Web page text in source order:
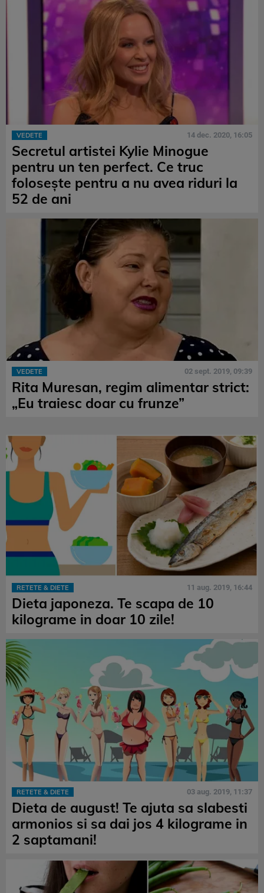
VEDETE 14 dec. 2020, 16:05
Secretul artistei Kylie Minogue
pentru un ten perfect. Ce truc
folosește pentru a nu avea riduri la
52 de ani
VEDETE 02 sept. 2019, 09:39
Rita Muresan, regim alimentar strict:
„Eu traiesc doar cu frunze”
RETETE & DIETE 11 aug. 2019, 16:44
Dieta japoneza. Te scapa de 10
kilograme in doar 10 zile!
RETETE & DIETE 03 aug. 2019, 11:37
Dieta de august! Te ajuta sa slabesti
armonios si sa dai jos 4 kilograme in
2 saptamani!